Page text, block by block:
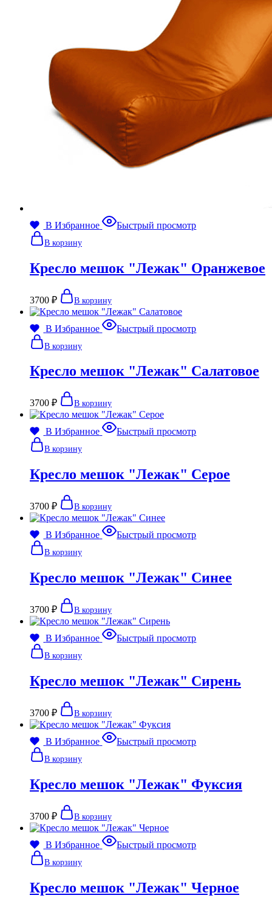
В Избранное Быстрый просмотр
В корзину
Кресло мешок "Лежак" Оранжевое
3700 ₽ В корзину
В Избранное Быстрый просмотр
В корзину
Кресло мешок "Лежак" Салатовое
3700 ₽ В корзину
В Избранное Быстрый просмотр
В корзину
Кресло мешок "Лежак" Серое
3700 ₽ В корзину
В Избранное Быстрый просмотр
В корзину
Кресло мешок "Лежак" Синее
3700 ₽ В корзину
В Избранное Быстрый просмотр
В корзину
Кресло мешок "Лежак" Сирень
3700 ₽ В корзину
В Избранное Быстрый просмотр
В корзину
Кресло мешок "Лежак" Фуксия
3700 ₽ В корзину
В Избранное Быстрый просмотр
В корзину
Кресло мешок "Лежак" Черное